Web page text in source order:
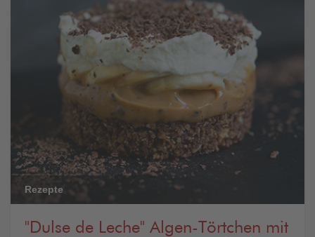
Rezepte
"Dulse de Leche" Algen-Törtchen mit